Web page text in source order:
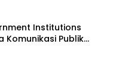
Institutions
Komunikasi Publik
Kembali Diakui